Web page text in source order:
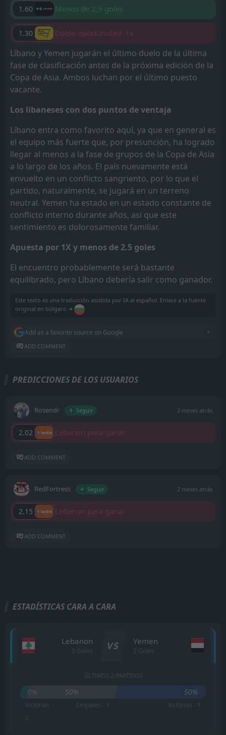
1.60 Menos de 2,5 goles
1.30 Doble oportunidad: 1x
Líbano y Yemen jugarán el último duelo de la última
fase de clasificación antes de la próxima edición de la
Copa de Asia. Ambos luchan por el último puesto
vacante.
Los libaneses con dos puntos de ventaja
Líbano entra como favorito aquí, ya que en general es
el equipo más fuerte que, por presunción, ha logrado
llegar al menos a la fase de grupos de la Copa de Asia
a lo largo de los años. El país nuevamente está
envuelto en un conflicto sangriento, por lo que el
partido, naturalmente, se jugará en un terreno
neutral. Yemen ha estado en un estado constante de
conflicto interno durante años, así que este
sentimiento es dolorosamente familiar.
Apuesta por 1X y menos de 2.5 goles
El encuentro probablemente será bastante
equilibrado, pero Líbano debería salir como ganador.
Este texto es una traducción asistida por IA al español. Enlace a la fuente
original en búlgaro ➔
Add as a favorite source on Google
ADD COMMENT
PREDICCIONES DE LOS USUARIOS
Rosendr Seguir 2 meses atrás
2.02 Lebanon para ganar
ADD COMMENT
RedFortress Seguir 2 meses atrás
2.15 Lebanon para ganar
ADD COMMENT
ESTADÍSTICAS CARA A CARA
Lebanon
0 Goles VS Yemen
2 Goles
ÚLTIMOS 2 PARTIDOS
0% 50% 50%
Victorias -
0
Empates - 1 Victorias - 1